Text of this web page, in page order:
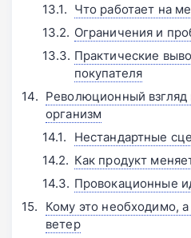
Что работает на
Ограничения и
Практические
покупателя
Революционный
организм
Нестандартные
Как продукт
Провокационные
Кому это необходимо,
ветер